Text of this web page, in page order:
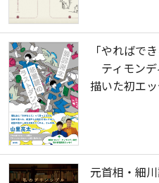
「やればで
ティモン
描いた初エ
元首相・細